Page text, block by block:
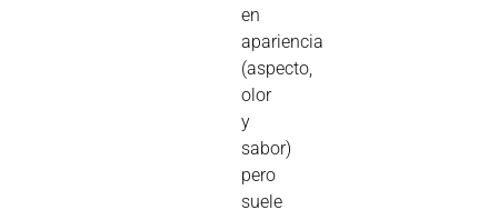
en
apariencia
(aspecto,
olor
y
sabor)
pero
suele